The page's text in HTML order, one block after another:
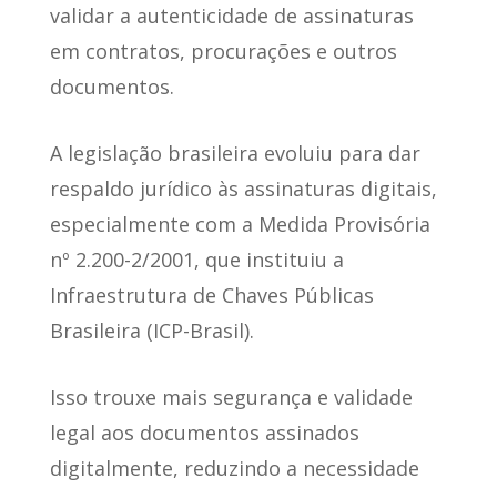
validar a autenticidade de assinaturas
em contratos, procurações e outros
documentos.
A legislação brasileira evoluiu para dar
respaldo jurídico às assinaturas digitais,
especialmente com a Medida Provisória
nº 2.200-2/2001, que instituiu a
Infraestrutura de Chaves Públicas
Brasileira (ICP-Brasil).
Isso trouxe mais segurança e validade
legal aos documentos assinados
digitalmente, reduzindo a necessidade